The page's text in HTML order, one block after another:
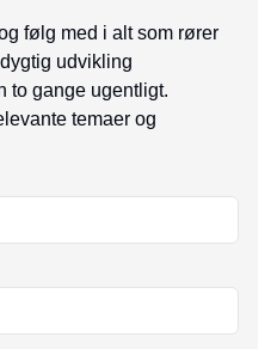
følg med i alt som rører
udvikling
to gange ugentligt.
temaer og